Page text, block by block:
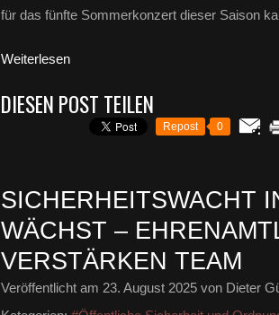
für das fünfte Sommerkonzert dieser Saison
Weiterlesen
DIESEN POST TEILEN
Repost 0
SICHERHEITSWACHT
WÄCHST –
VERSTÄRKEN TEAM
Veröffentlicht am 23. August 2025 von Dieter